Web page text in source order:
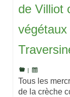
de Villiot
Tous les
de la crèche